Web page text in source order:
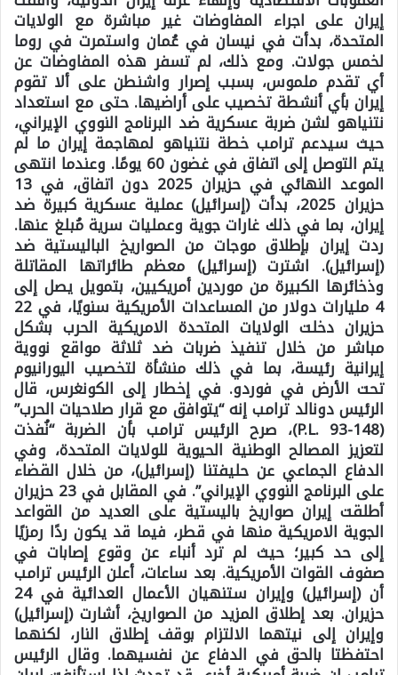
إيران على اجراء المفاوضات غير مباشرة مع الولايات
المتحدة، بدأت في نيسان في عُمان واستمرت في روما
لخمس جولات. ومع ذلك، لم تسفر هذه المفاوضات عن
أي تقدم ملموس، بسبب إصرار واشنطن على ألا تقوم
إيران بأي أنشطة تخصيب على أراضيها. حتى مع استعداد
نتنياهو لشن ضربة عسكرية ضد البرنامج النووي الإيراني،
حيث سيدعم ترامب خطة نتنياهو لمهاجمة إيران ما لم
يتم التوصل إلى اتفاق في غضون 60 يومًا. وعندما انتهى
الموعد النهائي في حزيران 2025 دون اتفاق، في 13
حزيران 2025، بدأت (إسرائيل) عملية عسكرية كبيرة ضد
إيران، بما في ذلك غارات جوية وعمليات سرية مُبلغ عنها.
ردت إيران بإطلاق موجات من الصواريخ الباليستية ضد
(إسرائيل). اشترت (إسرائيل) معظم طائراتها المقاتلة
وذخائرها الكبيرة من موردين أمريكيين، بتمويل يصل إلى
4 مليارات دولار من المساعدات الأمريكية سنويًا، في 22
حزيران دخلت الولايات المتحدة الامريكية الحرب بشكل
مباشر من خلال تنفيذ ضربات ضد ثلاثة مواقع نووية
إيرانية رئيسة، بما في ذلك منشأة لتخصيب اليورانيوم
تحت الأرض في فوردو. في إخطار إلى الكونغرس، قال
الرئيس دونالد ترامب إنه “يتوافق مع قرار صلاحيات الحرب”
(P.L. 93-148)، صرح الرئيس ترامب بأن الضربة “نُفذت
لتعزيز المصالح الوطنية الحيوية للولايات المتحدة، وفي
الدفاع الجماعي عن حليفتنا (إسرائيل)، من خلال القضاء
على البرنامج النووي الإيراني”. في المقابل في 23 حزيران
أطلقت إيران صواريخ باليستية على العديد من القواعد
الجوية الامريكية منها في قطر، فيما قد يكون ردًا رمزيًا
إلى حد كبير؛ حيث لم ترد أنباء عن وقوع إصابات في
صفوف القوات الأمريكية. بعد ساعات، أعلن الرئيس ترامب
أن (إسرائيل) وإيران ستنهيان الأعمال العدائية في 24
حزيران. بعد إطلاق المزيد من الصواريخ، أشارت (إسرائيل)
وإيران إلى نيتهما الالتزام بوقف إطلاق النار، لكنهما
احتفظتا بالحق في الدفاع عن نفسيهما. وقال الرئيس